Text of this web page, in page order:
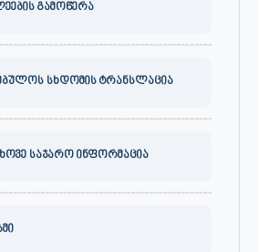
გამოწერა
სხდომის ტრანსლაცია
საჯარო ინფორმაცია